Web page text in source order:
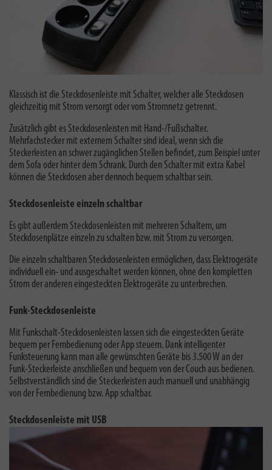
Klassisch ist die Steckdosenleiste mit Schalter, welcher alle Steckdosen
gleichzeitig mit Strom versorgt oder vom Stromnetz getrennt.
Zusätzlich gibt es Steckdosenleisten mit Hand-/Fußschalter.
Mehrfachstecker mit externem Schalter sind ideal, wenn sich die
Steckerleisten an schwer zugänglichen Stellen befindet, zum Beispiel unter
dem Sofa oder hinter dem Schrank. Durch den Schalter mit extra Kabel
können die Steckdosen aber dennoch bequem schaltbar sein.
Steckdosenleiste einzeln schaltbar
Es gibt außerdem Steckdosenleisten mit mehreren Schaltern, um
Steckdosenplätze einzeln zu schalten bzw. mit Strom zu versorgen.
Die einzeln schaltbaren Steckdosenleisten ermöglichen, dass Elektrogeräte
individuell ein- und ausgeschaltet werden können, ohne den kompletten
Strom der anderen eingesteckten Elektrogeräte zu unterbrechen.
Funk-Steckdosenleiste
Mit Funkschalt-Steckdosenleisten lassen sich die eingesteckten Geräte
bequem per Fernbedienung oder App steuern. Dank intelligenter
Funksteuerung kann man alle gewünschten Geräte bis 3.500 W an der
Funk-Steckerleiste anschließen und bequem von der Couch aus bedienen.
Selbstverständlich sind die Steckerleisten auch manuell und unabhängig
von der Fernbedienung bzw. App schaltbar.
Steckdosenleiste mit USB